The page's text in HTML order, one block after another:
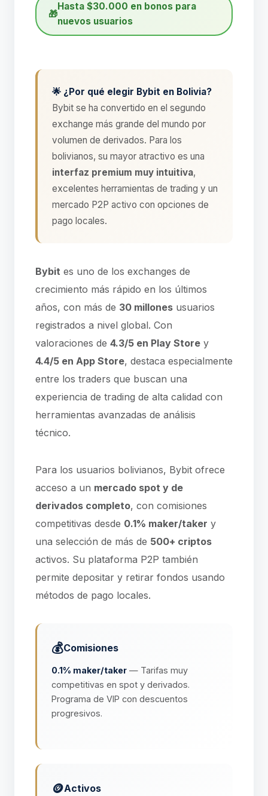
🎁
Hasta $30.000 en bonos para
nuevos usuarios
🌟 ¿Por qué elegir Bybit en Bolivia?
Bybit se ha convertido en el segundo
exchange más grande del mundo por
volumen de derivados. Para los
bolivianos, su mayor atractivo es una
interfaz premium muy intuitiva,
excelentes herramientas de trading y un
mercado P2P activo con opciones de
pago locales.
Bybit es uno de los exchanges de
crecimiento más rápido en los últimos
años, con más de 30 millones usuarios
registrados a nivel global. Con
valoraciones de 4.3/5 en Play Store y
4.4/5 en App Store, destaca especialmente
entre los traders que buscan una
experiencia de trading de alta calidad con
herramientas avanzadas de análisis
técnico.
Para los usuarios bolivianos, Bybit ofrece
acceso a un mercado spot y de
derivados completo, con comisiones
competitivas desde 0.1% maker/taker y
una selección de más de 500+ criptos
activos. Su plataforma P2P también
permite depositar y retirar fondos usando
métodos de pago locales.
💰Comisiones
0.1% maker/taker — Tarifas muy
competitivas en spot y derivados.
Programa de VIP con descuentos
progresivos.
🪙Activos